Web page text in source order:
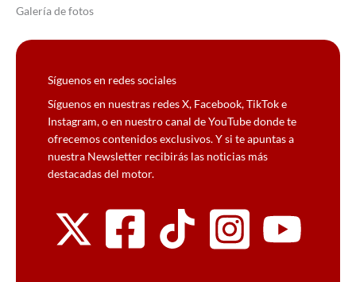
Galería de fotos
Síguenos en redes sociales
Síguenos en nuestras redes X, Facebook, TikTok e
Instagram, o en nuestro canal de YouTube donde te
ofrecemos contenidos exclusivos. Y si te apuntas a
nuestra Newsletter recibirás las noticias más
destacadas del motor.